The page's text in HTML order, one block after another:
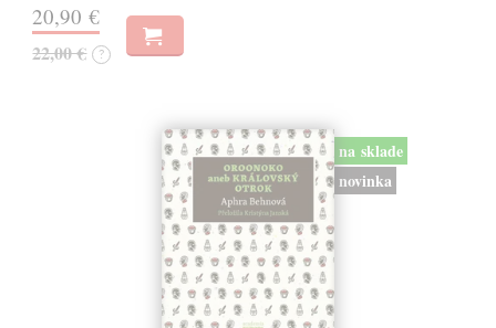
20,90 €
22,00 € ?
na sklade
novinka